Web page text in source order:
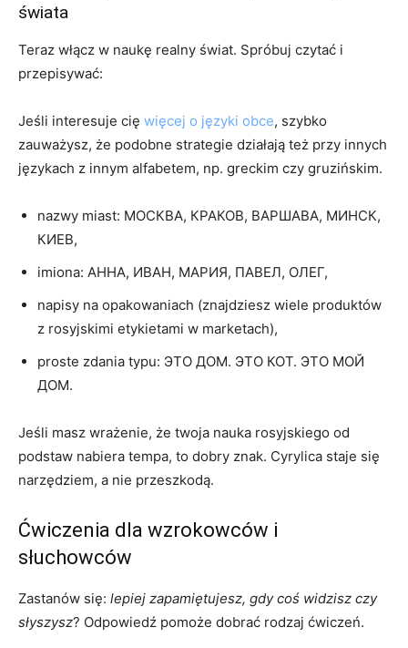
świata
Teraz włącz w naukę realny świat. Spróbuj czytać i
przepisywać:
Jeśli interesuje cię więcej o języki obce, szybko
zauważysz, że podobne strategie działają też przy innych
językach z innym alfabetem, np. greckim czy gruzińskim.
nazwy miast: МОСКВА, КРАКОВ, ВАРШАВА, МИНСК,
КИЕВ,
imiona: АННА, ИВАН, МАРИЯ, ПАВЕЛ, ОЛЕГ,
napisy na opakowaniach (znajdziesz wiele produktów
z rosyjskimi etykietami w marketach),
proste zdania typu: ЭТО ДОМ. ЭТО КОТ. ЭТО МОЙ
ДОМ.
Jeśli masz wrażenie, że twoja nauka rosyjskiego od
podstaw nabiera tempa, to dobry znak. Cyrylica staje się
narzędziem, a nie przeszkodą.
Ćwiczenia dla wzrokowców i
słuchowców
Zastanów się: lepiej zapamiętujesz, gdy coś widzisz czy
słyszysz? Odpowiedź pomoże dobrać rodzaj ćwiczeń.